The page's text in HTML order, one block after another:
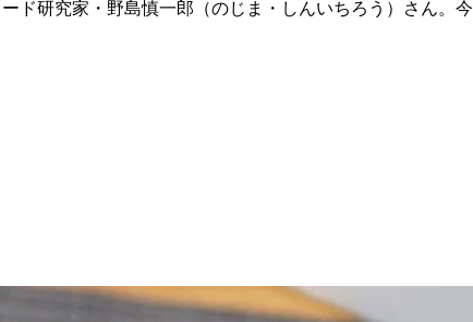
ド研究家・野島慎一郎（のじま・しんいちろう）さん。今